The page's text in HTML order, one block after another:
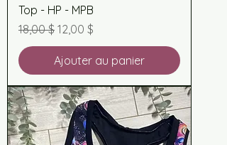
Top - HP - MPB
Prix original
18,00 $ Prix promotionnel
12,00 $
Ajouter au panier